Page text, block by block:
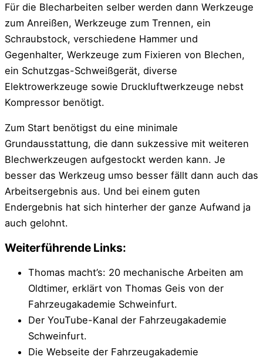
Für die Blecharbeiten selber werden dann Werkzeuge
zum Anreißen, Werkzeuge zum Trennen, ein
Schraubstock, verschiedene Hammer und
Gegenhalter, Werkzeuge zum Fixieren von Blechen,
ein Schutzgas-Schweißgerät, diverse
Elektrowerkzeuge sowie Druckluftwerkzeuge nebst
Kompressor benötigt.
Zum Start benötigst du eine minimale
Grundausstattung, die dann sukzessive mit weiteren
Blechwerkzeugen aufgestockt werden kann. Je
besser das Werkzeug umso besser fällt dann auch das
Arbeitsergebnis aus. Und bei einem guten
Endergebnis hat sich hinterher der ganze Aufwand ja
auch gelohnt.
Weiterführende Links:
Thomas macht’s: 20 mechanische Arbeiten am
Oldtimer, erklärt von Thomas Geis von der
Fahrzeugakademie Schweinfurt.
Der YouTube-Kanal der Fahrzeugakademie
Schweinfurt.
Die Webseite der Fahrzeugakademie